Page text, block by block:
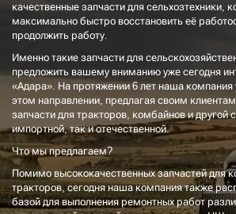
качественные запчасти для сельхозтехники,
максимально быстро восстановить её
продолжить работу.
Именно такие запчасти для
предложить вашему вниманию уже сегодня
«Адара». На протяжении 6 лет наша компания
этом направлении, предлагая своим
запчасти для тракторов, комбайнов и другой
импортной, так и отечественной.
Что мы предлагаем?
Помимо высококачественных запчастей для
тракторов, сегодня наша компания также
базой для выполнения ремонтных работ